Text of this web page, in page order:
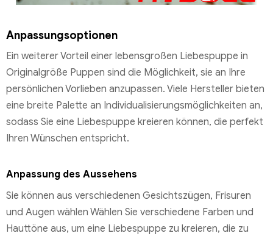
Anpassungsoptionen
Ein weiterer Vorteil einer lebensgroßen Liebespuppe in
Originalgröße Puppen sind die Möglichkeit, sie an Ihre
persönlichen Vorlieben anzupassen. Viele Hersteller bieten
eine breite Palette an Individualisierungsmöglichkeiten an,
sodass Sie eine Liebespuppe kreieren können, die perfekt
Ihren Wünschen entspricht.
Anpassung des Aussehens
Sie können aus verschiedenen Gesichtszügen, Frisuren
und Augen wählen Wählen Sie verschiedene Farben und
Hauttöne aus, um eine Liebespuppe zu kreieren, die zu